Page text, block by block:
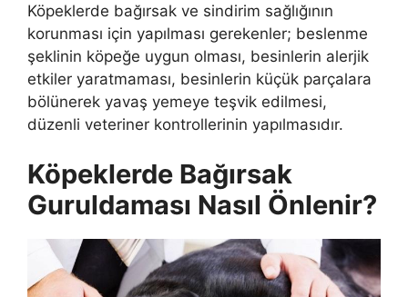
Köpeklerde bağırsak ve sindirim sağlığının
korunması için yapılması gerekenler; beslenme
şeklinin köpeğe uygun olması, besinlerin alerjik
etkiler yaratmaması, besinlerin küçük parçalara
bölünerek yavaş yemeye teşvik edilmesi,
düzenli veteriner kontrollerinin yapılmasıdır.
Köpeklerde Bağırsak
Guruldaması Nasıl Önlenir?